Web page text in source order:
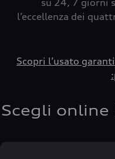
su 24, 7 giorni
l’eccellenza dei
Scopri l’usato
Scegli online